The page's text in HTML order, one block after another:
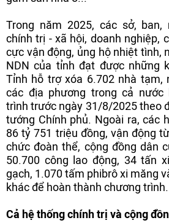
Trong năm 2025, các sở,
chính trị - xã hội, doanh nghiệp,
cực vận động, ủng hộ nhiệt tình,
NDN của tỉnh đạt được những
Tỉnh hỗ trợ xóa 6.702 nhà tạm,
các địa phương trong cả nước
trình trước ngày 31/8/2025 theo
tướng Chính phủ. Ngoài ra, các
86 tỷ 751 triệu đồng, vận động
chức đoàn thể, cộng đồng dân
50.700 công lao động, 34 tấn
gạch, 1.070 tấm phibrô xi măng
khác để hoàn thành chương trình.
Cả hệ thống chính trị và cộng